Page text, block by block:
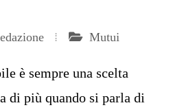
Mutui
è sempre una scelta
di più quando si parla di